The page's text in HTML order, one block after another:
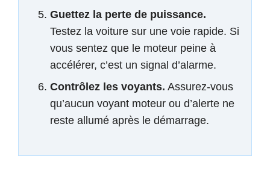
Guettez la perte de puissance.
Testez la voiture sur une voie rapide. Si
vous sentez que le moteur peine à
accélérer, c’est un signal d’alarme.
Contrôlez les voyants. Assurez-vous
qu’aucun voyant moteur ou d’alerte ne
reste allumé après le démarrage.